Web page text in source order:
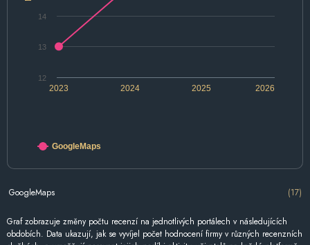
2024 2026
2023 2025
12
13
14
GoogleMaps
GoogleMaps (17)
Graf zobrazuje změny počtu recenzí na jednotlivých portálech v následujících
obdobích. Data ukazují, jak se vyvíjel počet hodnocení firmy v různých recenzních